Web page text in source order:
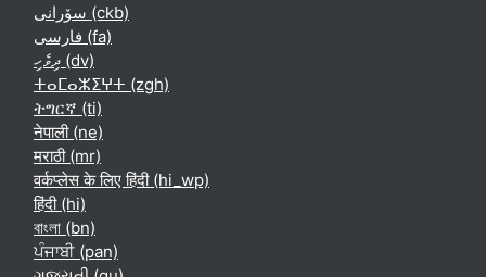
سۆرانی ‎(ckb)‎
فارسی ‎(fa)‎
ދިވެހި ‎(dv)‎
ⵜⴰⵎⴰⵣⵉⵖⵜ ‎(zgh)‎
ትግርኛ ‎(ti)‎
नेपाली ‎(ne)‎
मराठी ‎(mr)‎
वर्कप्लेस के लिए हिंदी ‎(hi_wp)‎
हिंदी ‎(hi)‎
বাংলা ‎(bn)‎
ਪੰਜਾਬੀ ‎(pan)‎